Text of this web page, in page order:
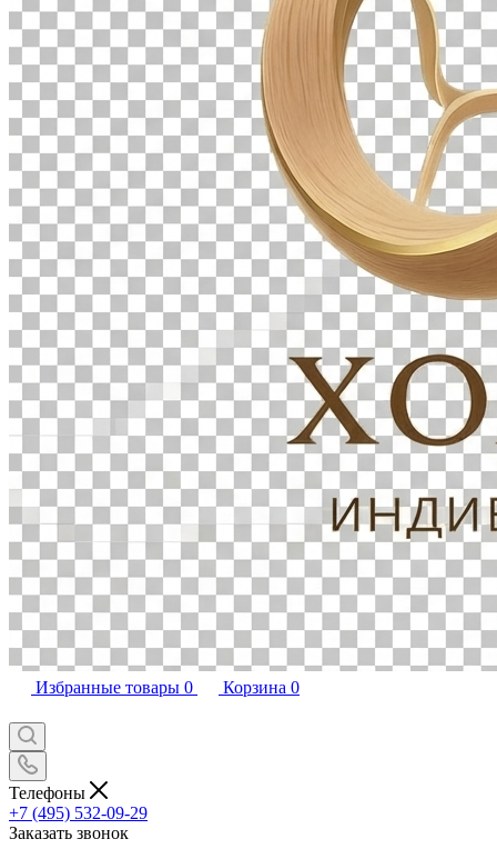
Избранные товары 0 Корзина 0
Телефоны
+7 (495) 532-09-29
Заказать звонок